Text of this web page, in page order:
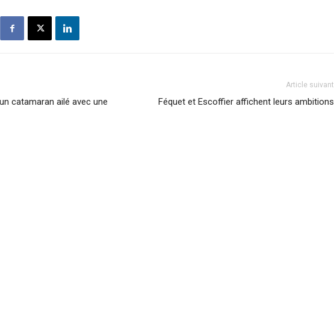
catamaran ailé avec une
Article suivant
Féquet et Escoffier affichent leurs ambitions